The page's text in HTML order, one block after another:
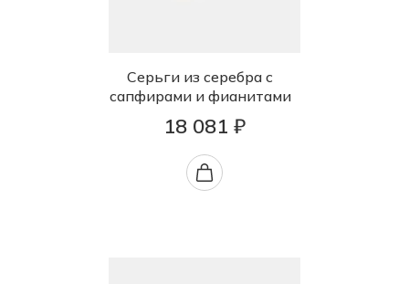
Серьги из серебра с
сапфирами и фианитами
18 081 ₽